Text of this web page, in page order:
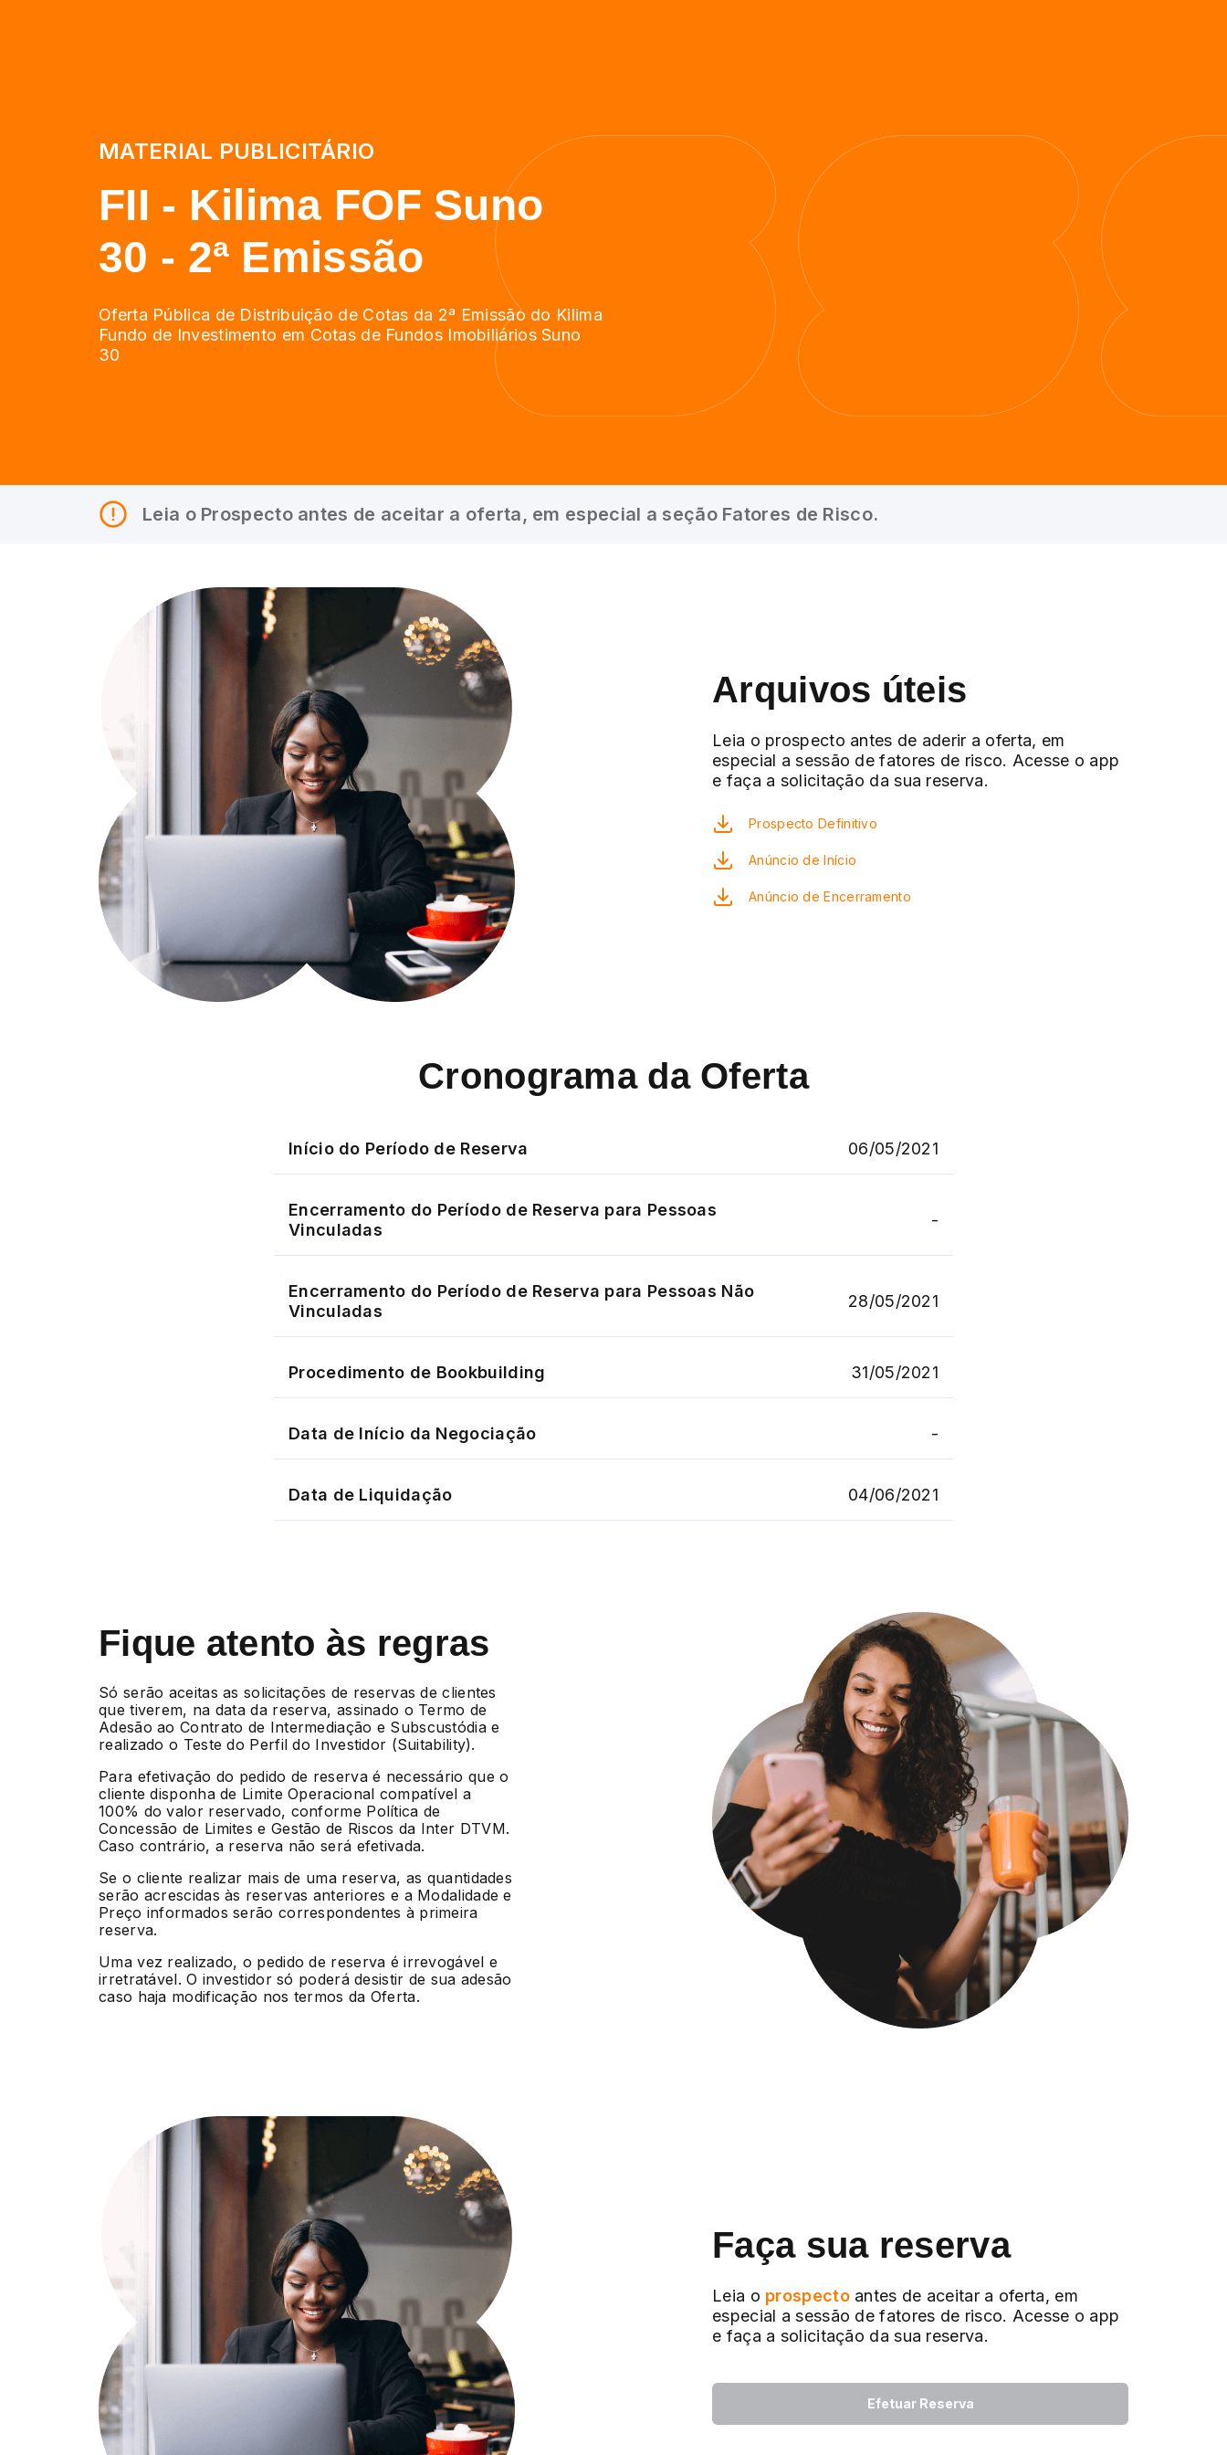
MATERIAL PUBLICITÁRIO
FII - Kilima FOF Suno
30 - 2ª Emissão
Oferta Pública de Distribuição de Cotas da 2ª Emissão do Kilima
Fundo de Investimento em Cotas de Fundos Imobiliários Suno
30
Leia o Prospecto antes de aceitar a oferta, em especial a seção Fatores de Risco.
Arquivos úteis
Leia o prospecto antes de aderir a oferta, em
especial a sessão de fatores de risco. Acesse o app
e faça a solicitação da sua reserva.
Prospecto Definitivo
Anúncio de Início
Anúncio de Encerramento
Cronograma da Oferta
Início do Período de Reserva 06/05/2021
Encerramento do Período de Reserva para Pessoas
Vinculadas
-
Encerramento do Período de Reserva para Pessoas Não
Vinculadas
28/05/2021
Procedimento de Bookbuilding 31/05/2021
Data de Início da Negociação -
Data de Liquidação 04/06/2021
Fique atento às regras
Só serão aceitas as solicitações de reservas de clientes
que tiverem, na data da reserva, assinado o Termo de
Adesão ao Contrato de Intermediação e Subscustódia e
realizado o Teste do Perfil do Investidor (Suitability).
Para efetivação do pedido de reserva é necessário que o
cliente disponha de Limite Operacional compatível a
100% do valor reservado, conforme Política de
Concessão de Limites e Gestão de Riscos da Inter DTVM.
Caso contrário, a reserva não será efetivada.
Se o cliente realizar mais de uma reserva, as quantidades
serão acrescidas às reservas anteriores e a Modalidade e
Preço informados serão correspondentes à primeira
reserva.
Uma vez realizado, o pedido de reserva é irrevogável e
irretratável. O investidor só poderá desistir de sua adesão
caso haja modificação nos termos da Oferta.
Faça sua reserva
Leia o prospecto antes de aceitar a oferta, em
especial a sessão de fatores de risco. Acesse o app
e faça a solicitação da sua reserva.
Efetuar Reserva